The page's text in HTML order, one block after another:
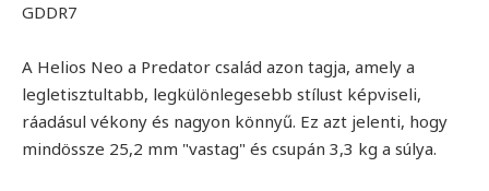
GDDR7
A Helios Neo a Predator család azon tagja, amely a
legletisztultabb, legkülönlegesebb stílust képviseli,
ráadásul vékony és nagyon könnyű. Ez azt jelenti, hogy
mindössze 25,2 mm "vastag" és csupán 3,3 kg a súlya.